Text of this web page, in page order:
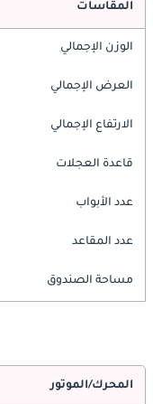
المقاسات
الوزن الإجمالي
العرض الإجمالي
الارتفاع الإجمالي
قاعدة العجلات
عدد الأبواب
عدد المقاعد
مساحة الصندوق
المحرك/الموتور